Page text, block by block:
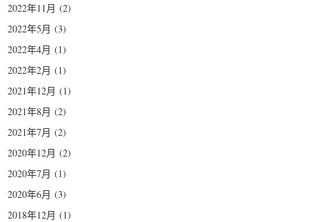
2022年11月 (2)
2022年5月 (3)
2022年4月 (1)
2022年2月 (1)
2021年12月 (1)
2021年8月 (2)
2021年7月 (2)
2020年12月 (2)
2020年7月 (1)
2020年6月 (3)
2018年12月 (1)